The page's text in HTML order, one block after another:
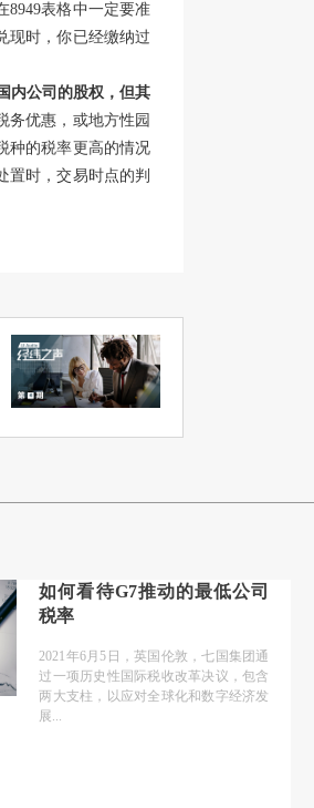
8949表格中一定要准
现时，你已经缴纳过
内公司的股权，但其
务优惠，或地方性园
种的税率更高的情况
置时，交易时点的判
如何看待G7推动的最低公司
税率
2021年6月5日，英国伦敦，七国集团通
过一项历史性国际税收改革决议，包含
两大支柱，以应对全球化和数字经济发
展